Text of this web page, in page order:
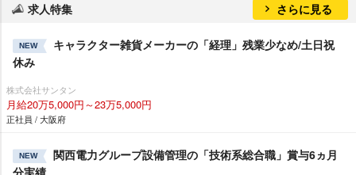
求人特集 さらに見る
NEW
キャラクター雑貨メーカーの「経理」残業少なめ/土日祝
休み
株式会社サンタン
月給20万5,000円～23万5,000円
正社員 / 大阪府
NEW
関西電力グループ設備管理の「技術系総合職」賞与6ヵ月